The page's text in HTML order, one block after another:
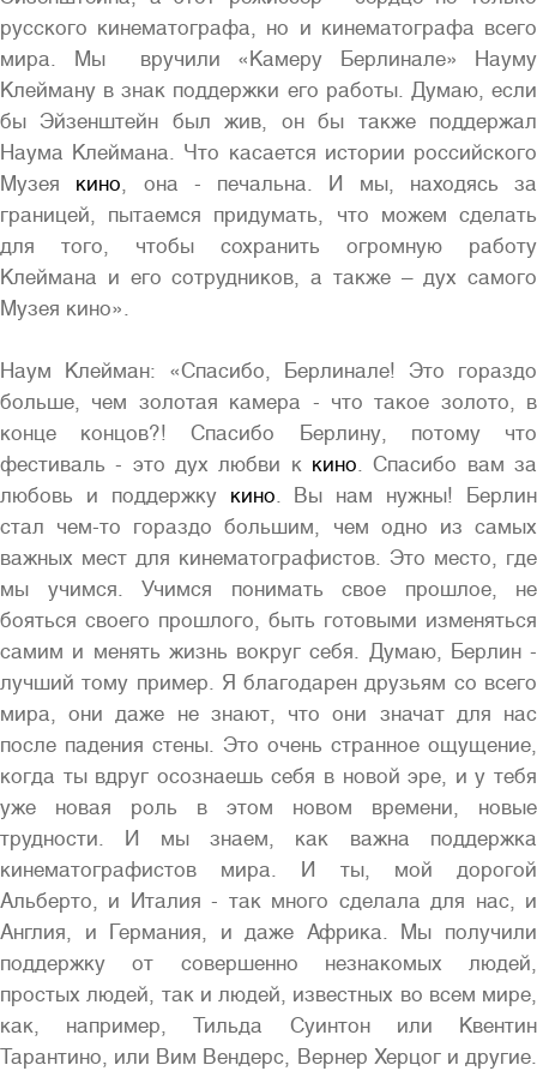
русского кинематографа, но и кинематографа всего
мира. Мы вручили «Камеру Берлинале» Науму
Клейману в знак поддержки его работы. Думаю, если
бы Эйзенштейн был жив, он бы также поддержал
Наума Клеймана. Что касается истории российского
Музея кино, она - печальна. И мы, находясь за
границей, пытаемся придумать, что можем сделать
для того, чтобы сохранить огромную работу
Клеймана и его сотрудников, а также – дух самого
Музея кино».
Наум Клейман: «Спасибо, Берлинале! Это гораздо
больше, чем золотая камера - что такое золото, в
конце концов?! Спасибо Берлину, потому что
фестиваль - это дух любви к кино. Спасибо вам за
любовь и поддержку кино. Вы нам нужны! Берлин
стал чем-то гораздо большим, чем одно из самых
важных мест для кинематографистов. Это место, где
мы учимся. Учимся понимать свое прошлое, не
бояться своего прошлого, быть готовыми изменяться
самим и менять жизнь вокруг себя. Думаю, Берлин -
лучший тому пример. Я благодарен друзьям со всего
мира, они даже не знают, что они значат для нас
после падения стены. Это очень странное ощущение,
когда ты вдруг осознаешь себя в новой эре, и у тебя
уже новая роль в этом новом времени, новые
трудности. И мы знаем, как важна поддержка
кинематографистов мира. И ты, мой дорогой
Альберто, и Италия - так много сделала для нас, и
Англия, и Германия, и даже Африка. Мы получили
поддержку от совершенно незнакомых людей,
простых людей, так и людей, известных во всем мире,
как, например, Тильда Суинтон или Квентин
Тарантино, или Вим Вендерс, Вернер Херцог и другие.